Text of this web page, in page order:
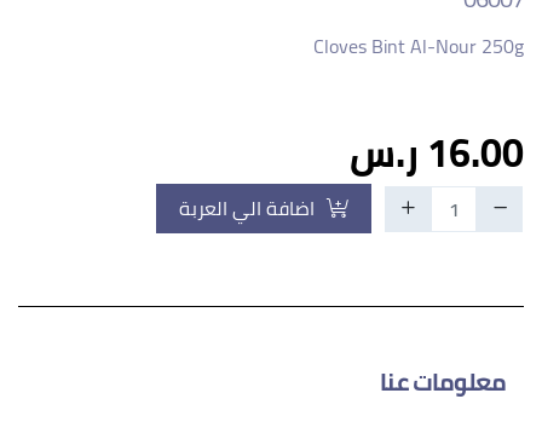
Cloves Bint Al-Nour 250g
16.00 ر.س
اضافة الي العربة
معلومات عنا